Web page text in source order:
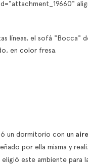
the
tones
líneas, el sofá "Bocca"
en color fresa.
un dormitorio con un
por ella misma y
este ambiente para